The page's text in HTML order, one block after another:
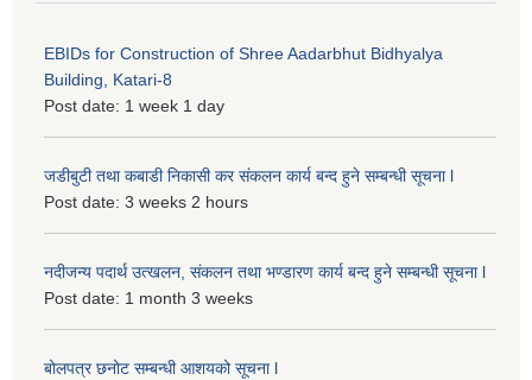
EBIDs for Construction of Shree Aadarbhut Bidhyalya
Building, Katari-8
Post date: 1 week 1 day
जडीबुटी तथा कबाडी निकासी कर संकलन कार्य बन्द हुने सम्बन्धी सूचना l
Post date: 3 weeks 2 hours
नदीजन्य पदार्थ उत्खलन, संकलन तथा भण्डारण कार्य बन्द हुने सम्बन्धी सूचना l
Post date: 1 month 3 weeks
बोलपत्र छनोट सम्बन्धी आशयको सूचना l